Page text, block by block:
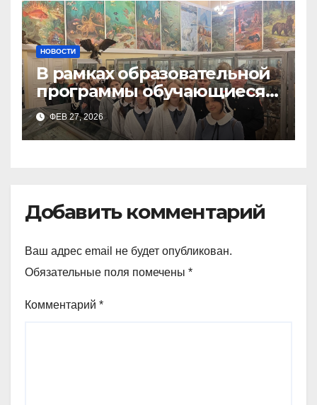
НОВОСТИ
В рамках образовательной
программы обучающиеся
9а,8,9б классов посетили
зоологический музей и
ФЕВ 27, 2026
Добавить комментарий
Ваш адрес email не будет опубликован.
Обязательные поля помечены *
Комментарий *